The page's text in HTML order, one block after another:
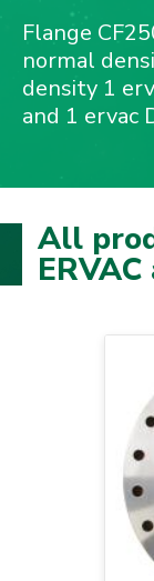
Flange
normal
density 1
and 1 ervac
All